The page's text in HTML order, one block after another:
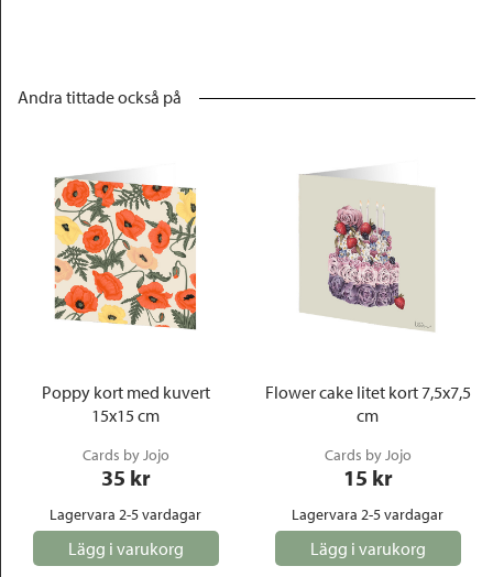
Andra tittade också på
Poppy kort med kuvert
15x15 cm
Cards by Jojo
35 kr
Lagervara 2-5 vardagar
Lägg i varukorg
Flower cake litet kort 7,5x7,5
cm
Cards by Jojo
15 kr
Lagervara 2-5 vardagar
Lägg i varukorg